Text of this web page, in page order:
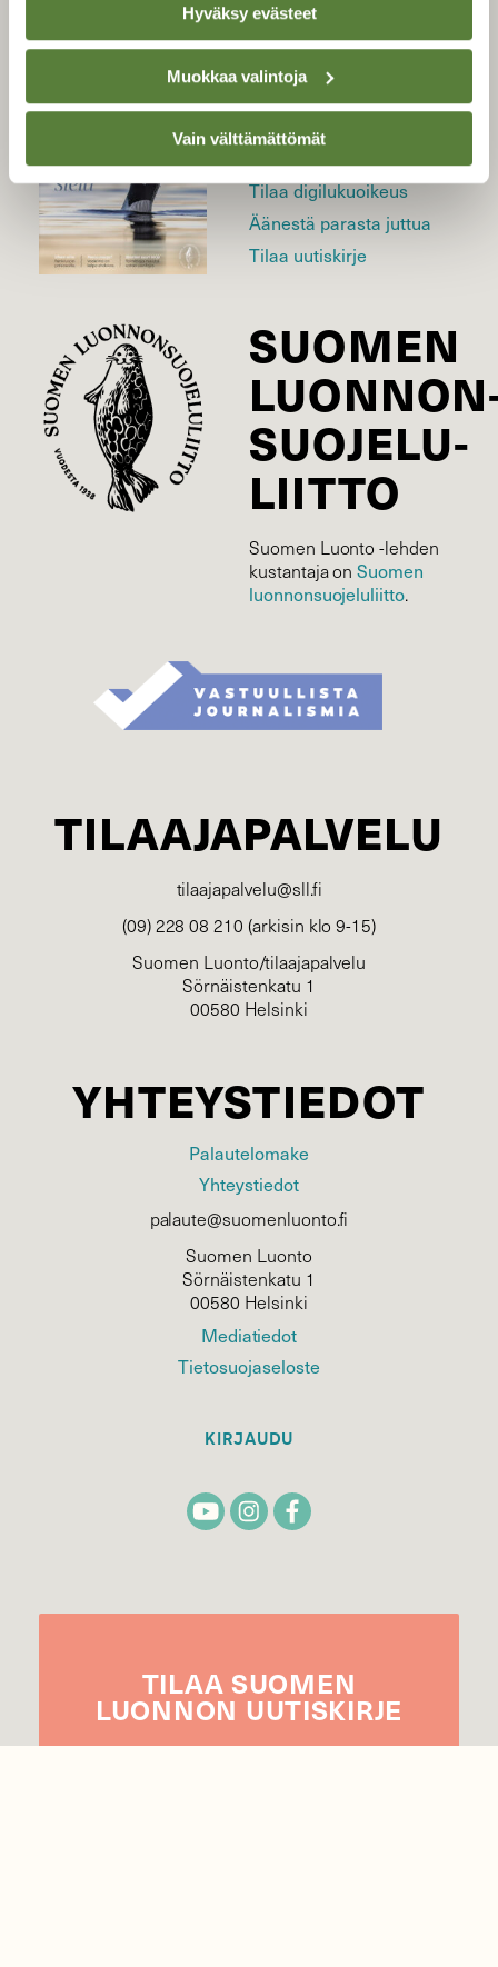
Hyväksy evästeet
Muokkaa valintoja
Vain välttämättömät
LEHTI
Tilaa digilukuoikeus
Äänestä parasta juttua
Tilaa uutiskirje
SUOMEN
SUOJELU­
LIITTO
Suomen Luonto -lehden
kustantaja onSuomen
luonnonsuojelu­liitto.
TILAAJAPALVELU
tilaajapalvelu@sll.fi
(09) 228 08 210 (arkisin klo 9-15)
Suomen Luonto/tilaajapalvelu
Sörnäistenkatu 1
00580 Helsinki
YHTEYSTIEDOT
Palautelomake
Yhteystiedot
palaute@suomenluonto.fi
Suomen Luonto
Sörnäistenkatu 1
00580 Helsinki
Mediatiedot
Tietosuojaseloste
KIRJAUDU
TILAA SUOMEN
LUONNON UUTIS­KIRJE